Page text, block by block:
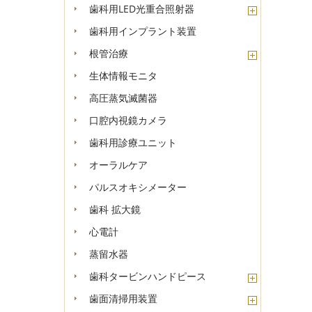
歯科用LED光重合照射器
歯科用インプラント装置
根管治療
生体情報モニタ
高圧蒸気滅菌器
口腔内視鏡カメラ
歯科用診療ユニット
オーラルケア
パルスオキシメーター
歯科 拡大鏡
心電計
蒸留水器
歯科タービンハンドピース
歯面清掃用装置